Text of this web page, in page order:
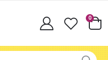
Cart
0